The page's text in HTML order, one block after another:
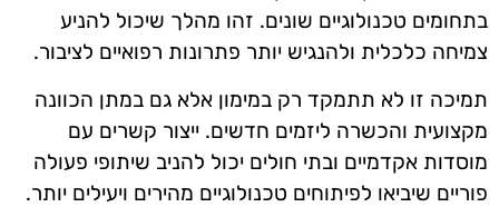
בתחומים טכנולוגיים שונים. זהו מהלך שיכול להניע
צמיחה כלכלית ולהנגיש יותר פתרונות רפואיים לציבור.
תמיכה זו לא תתמקד רק במימון אלא גם במתן הכוונה
מקצועית והכשרה ליזמים חדשים. ייצור קשרים עם
מוסדות אקדמיים ובתי חולים יכול להניב שיתופי פעולה
פוריים שיביאו לפיתוחים טכנולוגיים מהירים ויעילים יותר.